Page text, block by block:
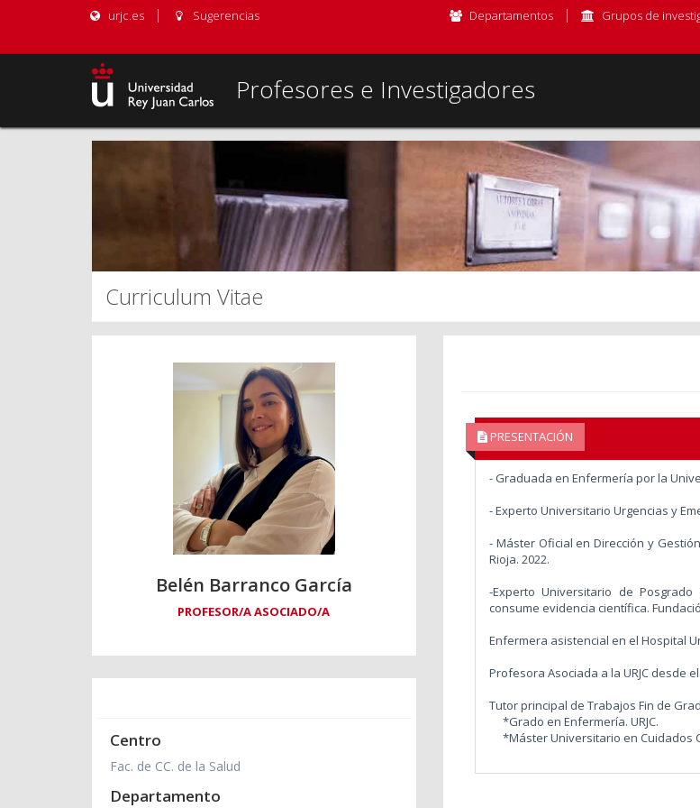
urjc.es Sugerencias Departamentos Grupos de
Profesores e Investigadores
Curriculum Vitae
Belén Barranco García
PROFESOR/A ASOCIADO/A
Centro
Fac. de CC. de la Salud
Departamento
PRESENTACIÓN
- Graduada en Enfermería por la
- Experto Universitario Urgencias y
- Máster Oficial en Dirección y
Rioja. 2022.
-Experto Universitario de
consume evidencia científica.
Enfermera asistencial en el Hospital
Profesora Asociada a la URJC desde
Tutor principal de Trabajos Fin de
*Grado en Enfermería. URJC.
*Máster Universitario en Cuidados